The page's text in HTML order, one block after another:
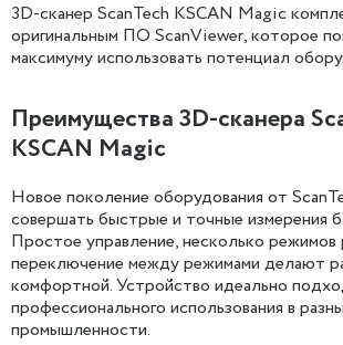
3D-сканер ScanTech KSCAN Magic
оригинальным ПО ScanViewer, которое
максимуму использовать потенциал
Преимущества 3D-сканера
KSCAN Magic
Новое поколение оборудования от
совершать быстрые и точные измерения
Простое управление, несколько
переключение между режимами делают
комфортной. Устройство идеально
профессионального использования в
промышленности.